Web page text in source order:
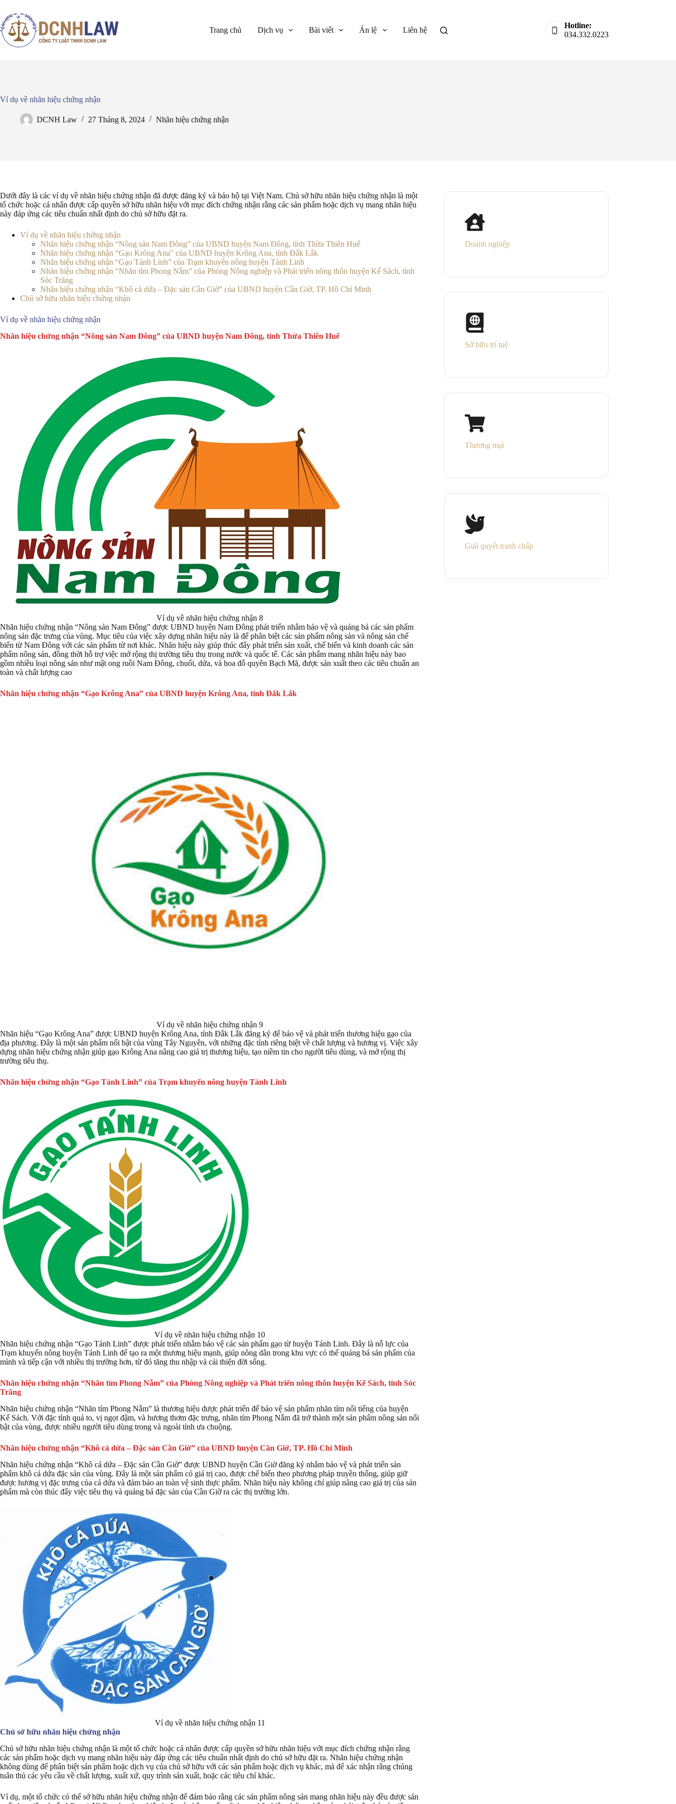
đến
phần
nội
dung
Trang chủ Dịch vụ Bài viết Án lệ Liên hệ
Hotline:
034.332.0223
Ví dụ về nhãn hiệu chứng nhận
DCNH Law 27 Tháng 8, 2024 Nhãn hiệu chứng nhận
Dưới đây là các ví dụ về nhãn hiệu chứng nhận đã được đăng ký và bảo hộ tại Việt Nam. Chủ sở hữu nhãn hiệu chứng nhận là một
tổ chức hoặc cá nhân được cấp quyền sở hữu nhãn hiệu với mục đích chứng nhận rằng các sản phẩm hoặc dịch vụ mang nhãn hiệu
này đáp ứng các tiêu chuẩn nhất định do chủ sở hữu đặt ra.
Ví dụ về nhãn hiệu chứng nhận
Nhãn hiệu chứng nhận “Nông sản Nam Đông” của UBND huyện Nam Đông, tỉnh Thừa Thiên Huế
Nhãn hiệu chứng nhận “Gạo Krông Ana” của UBND huyện Krông Ana, tỉnh Đắk Lắk
Nhãn hiệu chứng nhận “Gạo Tánh Linh” của Trạm khuyến nông huyện Tánh Linh
Nhãn hiệu chứng nhận “Nhãn tím Phong Nẫm” của Phòng Nông nghiệp và Phát triển nông thôn huyện Kế Sách, tỉnh
Sóc Trăng
Nhãn hiệu chứng nhận “Khô cá dứa – Đặc sản Cần Giờ” của UBND huyện Cần Giờ, TP. Hồ Chí Minh
Chủ sở hữu nhãn hiệu chứng nhận
Ví dụ về nhãn hiệu chứng nhận
Nhãn hiệu chứng nhận “Nông sản Nam Đông” của UBND huyện Nam Đông, tỉnh Thừa Thiên Huế
Ví dụ về nhãn hiệu chứng nhận 8
Nhãn hiệu chứng nhận “Nông sản Nam Đông” được UBND huyện Nam Đông phát triển nhằm bảo vệ và quảng bá các sản phẩm
nông sản đặc trưng của vùng. Mục tiêu của việc xây dựng nhãn hiệu này là để phân biệt các sản phẩm nông sản và nông sản chế
biến từ Nam Đông với các sản phẩm từ nơi khác. Nhãn hiệu này giúp thúc đẩy phát triển sản xuất, chế biến và kinh doanh các sản
phẩm nông sản, đồng thời hỗ trợ việc mở rộng thị trường tiêu thụ trong nước và quốc tế. Các sản phẩm mang nhãn hiệu này bao
gồm nhiều loại nông sản như mật ong ruồi Nam Đông, chuối, dứa, và hoa đỗ quyên Bạch Mã, được sản xuất theo các tiêu chuẩn an
toàn và chất lượng cao​
Nhãn hiệu chứng nhận “Gạo Krông Ana” của UBND huyện Krông Ana, tỉnh Đắk Lắk
Ví dụ về nhãn hiệu chứng nhận 9
Nhãn hiệu “Gạo Krông Ana” được UBND huyện Krông Ana, tỉnh Đắk Lắk đăng ký để bảo vệ và phát triển thương hiệu gạo của
địa phương. Đây là một sản phẩm nổi bật của vùng Tây Nguyên, với những đặc tính riêng biệt về chất lượng và hương vị. Việc xây
dựng nhãn hiệu chứng nhận giúp gạo Krông Ana nâng cao giá trị thương hiệu, tạo niềm tin cho người tiêu dùng, và mở rộng thị
trường tiêu thụ.
Nhãn hiệu chứng nhận “Gạo Tánh Linh” của Trạm khuyến nông huyện Tánh Linh
Ví dụ về nhãn hiệu chứng nhận 10
Nhãn hiệu chứng nhận “Gạo Tánh Linh” được phát triển nhằm bảo vệ các sản phẩm gạo từ huyện Tánh Linh. Đây là nỗ lực của
Trạm khuyến nông huyện Tánh Linh để tạo ra một thương hiệu mạnh, giúp nông dân trong khu vực có thể quảng bá sản phẩm của
mình và tiếp cận với nhiều thị trường hơn, từ đó tăng thu nhập và cải thiện đời sống.
Nhãn hiệu chứng nhận “Nhãn tím Phong Nẫm” của Phòng Nông nghiệp và Phát triển nông thôn huyện Kế Sách, tỉnh Sóc
Trăng
Nhãn hiệu chứng nhận “Nhãn tím Phong Nẫm” là thương hiệu được phát triển để bảo vệ sản phẩm nhãn tím nổi tiếng của huyện
Kế Sách. Với đặc tính quả to, vị ngọt đậm, và hương thơm đặc trưng, nhãn tím Phong Nẫm đã trở thành một sản phẩm nông sản nổi
bật của vùng, được nhiều người tiêu dùng trong và ngoài tỉnh ưa chuộng.
Nhãn hiệu chứng nhận “Khô cá dứa – Đặc sản Cần Giờ” của UBND huyện Cần Giờ, TP. Hồ Chí Minh
Nhãn hiệu chứng nhận “Khô cá dứa – Đặc sản Cần Giờ” được UBND huyện Cần Giờ đăng ký nhằm bảo vệ và phát triển sản
phẩm khô cá dứa đặc sản của vùng. Đây là một sản phẩm có giá trị cao, được chế biến theo phương pháp truyền thống, giúp giữ
được hương vị đặc trưng của cá dứa và đảm bảo an toàn vệ sinh thực phẩm. Nhãn hiệu này không chỉ giúp nâng cao giá trị của sản
phẩm mà còn thúc đẩy việc tiêu thụ và quảng bá đặc sản của Cần Giờ ra các thị trường lớn​.
Ví dụ về nhãn hiệu chứng nhận 11
Chủ sở hữu nhãn hiệu chứng nhận
Chủ sở hữu nhãn hiệu chứng nhận là một tổ chức hoặc cá nhân được cấp quyền sở hữu nhãn hiệu với mục đích chứng nhận rằng
các sản phẩm hoặc dịch vụ mang nhãn hiệu này đáp ứng các tiêu chuẩn nhất định do chủ sở hữu đặt ra. Nhãn hiệu chứng nhận
không dùng để phân biệt sản phẩm hoặc dịch vụ của chủ sở hữu với các sản phẩm hoặc dịch vụ khác, mà để xác nhận rằng chúng
tuân thủ các yêu cầu về chất lượng, xuất xứ, quy trình sản xuất, hoặc các tiêu chí khác.
Ví dụ, một tổ chức có thể sở hữu nhãn hiệu chứng nhận để đảm bảo rằng các sản phẩm nông sản mang nhãn hiệu này đều được sản
Doanh nghiệp
Sở hữu trí tuệ
Thương mại
Giải quyết tranh chấp